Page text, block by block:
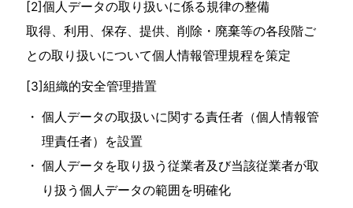
[2]個人データの取り扱いに係る規律の整備
取得、利用、保存、提供、削除・廃棄等の各段階ご
との取り扱いについて個人情報管理規程を策定
[3]組織的安全管理措置
個人データの取扱いに関する責任者（個人情報管
理責任者）を設置
個人データを取り扱う従業者及び当該従業者が取
り扱う個人データの範囲を明確化